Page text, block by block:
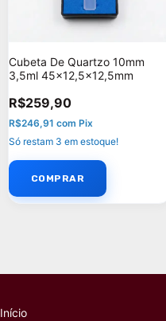
Cubeta De Quartzo 10mm
3,5ml 45x12,5x12,5mm
R$259,90
R$246,91 com Pix
Só restam 3 em estoque!
Início